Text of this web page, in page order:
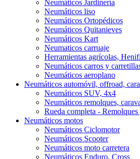
Neumáticos Jardinería
Neumáticos liso
Neumáticos Ortopédicos
Neumáticos Quitanieves
Neumáticos Kart
Neumaticos carruaje
Herramientas agrícolas,
Neumáticos carros y
Neumáticos aeroplano
Neumáticos automóvil, offroad,
Neumáticos SUV, 4x4
Neumáticos remolques,
Rueda completa - Remolques
Neumáticos motos
Neumáticos Ciclomotor
Neumáticos Scooter
Neumáticos moto carretera
Neumáticos Enduro, Cross